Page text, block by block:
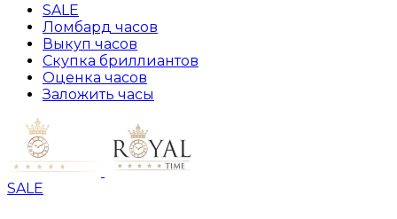
SALE
Ломбард часов
Выкуп часов
Скупка бриллиантов
Оценка часов
Заложить часы
SALE